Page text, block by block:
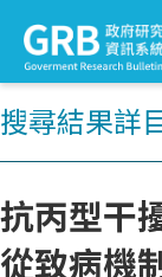
搜尋結果詳
抗丙型干
從致病機